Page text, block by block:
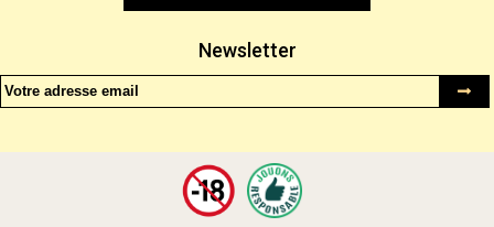
Newsletter